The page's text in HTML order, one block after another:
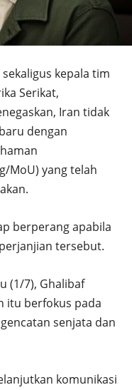
sekaligus kepala tim
Serikat,
Iran tidak
dengan
MoU) yang telah
berperang apabila
tersebut.
(1/7), Ghalibaf
itu berfokus pada
senjata dan
komunikasi